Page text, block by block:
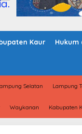
Kaur Hukum
Selatan Lampung
Waykanan Kabupaten